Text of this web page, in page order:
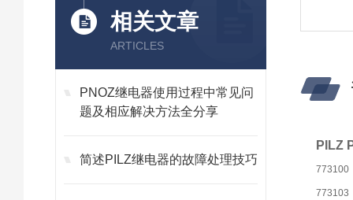
相关文章
ARTICLES
PNOZ继电器使用过程中常见问
题及相应解决方法全分享
简述PILZ继电器的故障处理技巧
PILZ
773100
773103